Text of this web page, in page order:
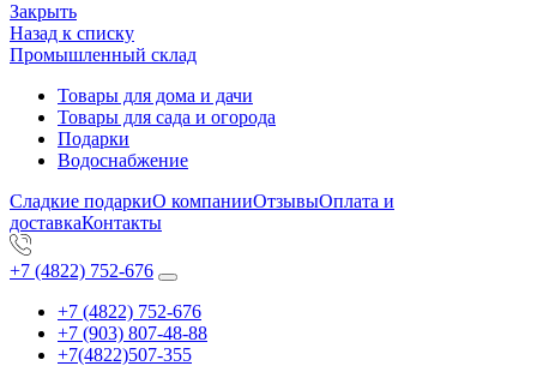
Закрыть
Назад к списку
Промышленный склад
Товары для дома и дачи
Товары для сада и огорода
Подарки
Водоснабжение
Сладкие подаркиО компанииОтзывыОплата и
доставкаКонтакты
+7 (4822) 752-676
+7 (4822) 752-676
+7 (903) 807-48-88
+7(4822)507-355